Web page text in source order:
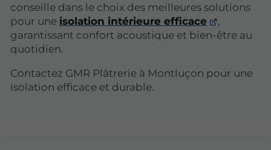
conseille dans le choix des meilleures solutions
pour une isolation intérieure efficace
,
garantissant confort acoustique et bien-être au
quotidien.
Contactez GMR Plâtrerie à Montluçon pour une
isolation efficace et durable.